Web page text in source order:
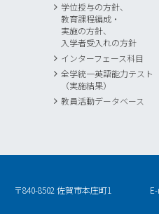
学位授与の方針、
教育課程編成・
実施の方針、
入学者受入れの方針
インターフェース科目
全学統一英語能力テスト
（実施結果）
教員活動データベース
〒840-8502 佐賀市本庄町1